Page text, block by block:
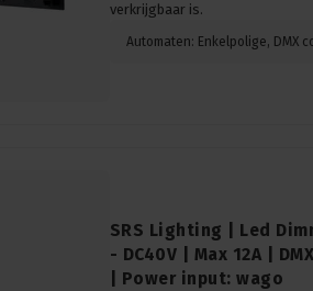
verkrijgbaar is.
SRS Lighting | Led
- DC40V | Max 12A |
| Power input: wago